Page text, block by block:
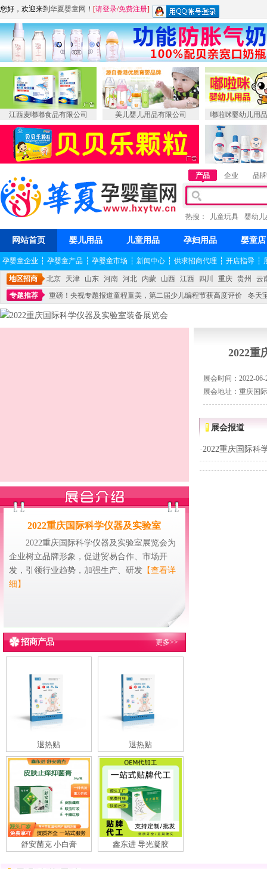
您好，欢迎来到 华夏婴童网 ！ [请登录/免费注册]
江西麦嘟嘟食品有限公司 美儿婴儿用品有限公司 嘟啦咪婴幼儿用
产品 企业 品牌
热搜： 儿童玩具 婴幼
网站首页 婴儿用品 儿童用品 孕妇用品 婴童店
孕婴童企业 ┆ 孕婴童产品 ┆ 孕婴童市场 ┆ 新闻中心 ┆ 供求招商代理 ┆ 开店指导 ┆
地区招商 北京 天津 山东 河南 河北 内蒙 山西 江西 四川 重庆 贵州
云
专题推荐
重磅！央视专题报道童程童美，第二届少儿编程节获高度评价
冬天
不能再单纯地销售产品,而要向增强服务转型,毕竟母婴产品比较特殊。”
2022重庆国际科学仪器及实验室
2022重庆国际科学仪器及实验室展览会为
企业树立品牌形象，促进贸易合作、市场开
发，引领行业趋势，加强生产、研发 【查看详
细】
招商产品 更多>>
退热贴 退热贴
舒安菌克 小白膏 鑫东进 导光凝胶
2022重
展会时间：2022-06-
展会地址：重庆国
展会报道
·2022重庆国际科